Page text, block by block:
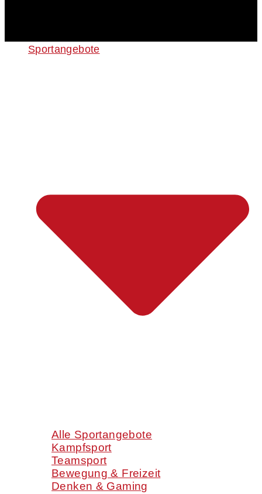
Sportangebote
Alle Sportangebote
Kampfsport
Teamsport
Bewegung & Freizeit
Denken & Gaming